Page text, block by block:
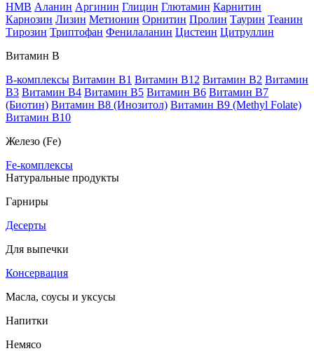
HMB Аланин Аргинин Глицин Глютамин Карнитин
Карнозин Лизин Метионин Орнитин Пролин Таурин Теанин
Тирозин Триптофан Фенилаланин Цистеин Цитруллин
Витамин В
B-комплексы Витамин B1 Витамин B12 Витамин B2 Витамин
B3 Витамин B4 Витамин B5 Витамин B6 Витамин B7
(Биотин) Витамин B8 (Инозитол) Витамин B9 (Methyl Folate)
Витамин В10
Железо (Fe)
Fe-комплексы
Натуральные продукты
Гарниры
Десерты
Для выпечки
Консервация
Масла, соусы и уксусы
Напитки
Немясо